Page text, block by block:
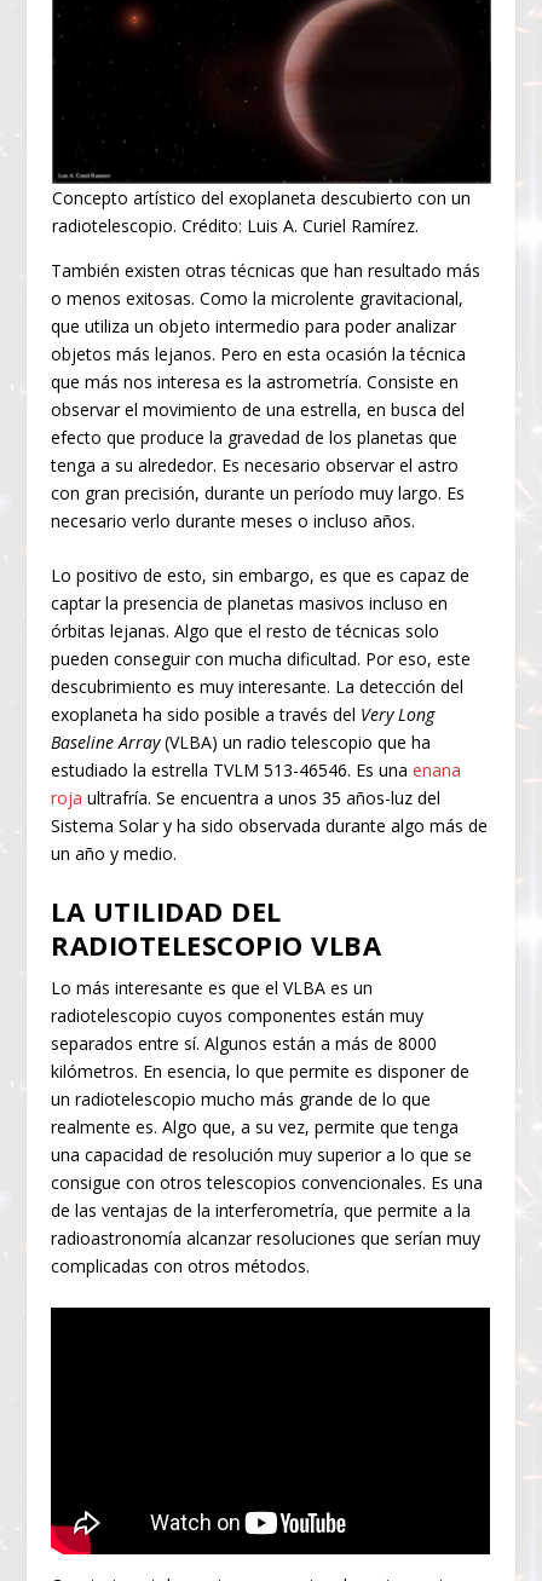
Concepto artístico del exoplaneta descubierto con un
radiotelescopio. Crédito: Luis A. Curiel Ramírez.
También existen otras técnicas que han resultado más
o menos exitosas. Como la microlente gravitacional,
que utiliza un objeto intermedio para poder analizar
objetos más lejanos. Pero en esta ocasión la técnica
que más nos interesa es la astrometría. Consiste en
observar el movimiento de una estrella, en busca del
efecto que produce la gravedad de los planetas que
tenga a su alrededor. Es necesario observar el astro
con gran precisión, durante un período muy largo. Es
necesario verlo durante meses o incluso años.
Lo positivo de esto, sin embargo, es que es capaz de
captar la presencia de planetas masivos incluso en
órbitas lejanas. Algo que el resto de técnicas solo
pueden conseguir con mucha dificultad. Por eso, este
descubrimiento es muy interesante. La detección del
exoplaneta ha sido posible a través del Very Long
Baseline Array(VLBA) un radio telescopio que ha
estudiado la estrella TVLM 513-46546. Es unaenana
roja ultrafría. Se encuentra a unos 35 años-luz del
Sistema Solar y ha sido observada durante algo más de
un año y medio.
LA UTILIDAD DEL
RADIOTELESCOPIO VLBA
Lo más interesante es que el VLBA es un
radiotelescopio cuyos componentes están muy
separados entre sí. Algunos están a más de 8000
kilómetros. En esencia, lo que permite es disponer de
un radiotelescopio mucho más grande de lo que
realmente es. Algo que, a su vez, permite que tenga
una capacidad de resolución muy superior a lo que se
consigue con otros telescopios convencionales. Es una
de las ventajas de la interferometría, que permite a la
radioastronomía alcanzar resoluciones que serían muy
complicadas con otros métodos.